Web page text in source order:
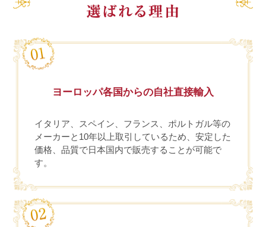
ヨーロッパ各国からの自社直接輸入
イタリア、スペイン、フランス、ポルトガル等の
メーカーと10年以上取引しているため、安定した
価格、品質で日本国内で販売することが可能で
す。